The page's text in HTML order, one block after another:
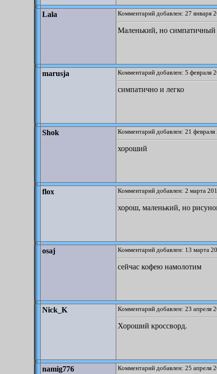
Lala Комментарий добавлен: 27 января
Маленький, но симпатичный
marusja Комментарий добавлен: 5 февраля
симпатично и легко
Shok Комментарий добавлен: 21
хороший
flox Комментарий добавлен: 2 марта
хорош, маленький, но
osaj Комментарий добавлен: 13 марта
сейчас кофею намолотим
Nick_K Комментарий добавлен: 23 апреля
Хороший кроссворд.
namig776 Комментарий добавлен: 25 апреля